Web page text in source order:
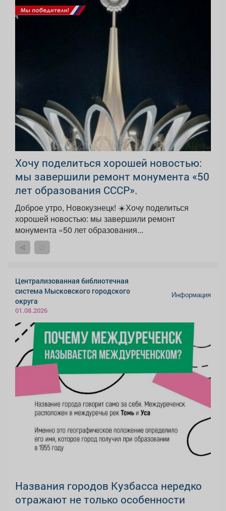
Хочу поделиться хорошей новостью:
мы завершили ремонт монумента «50
лет образования СССР».
Доброе утро, Новокузнецк! ☀️Хочу поделиться
хорошей новостью: мы завершили ремонт
монумента «50 лет образования...
Централизованная библиотечная
система Мысковского городского
округа
01.08.2026
Информация
Названия городов Кузбасса нередко
отражают не только особенности